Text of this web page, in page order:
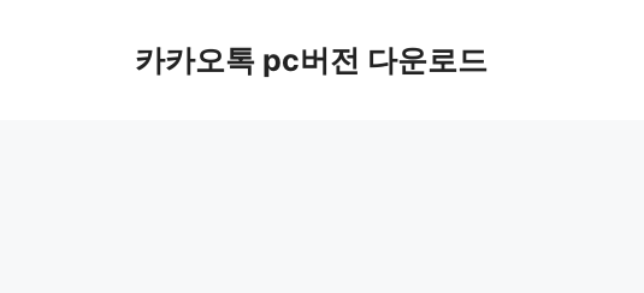
카카오톡 pc버전 다운로드